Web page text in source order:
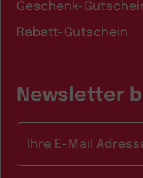
Geschenk-
Rabatt-Gutschein
Newsletter